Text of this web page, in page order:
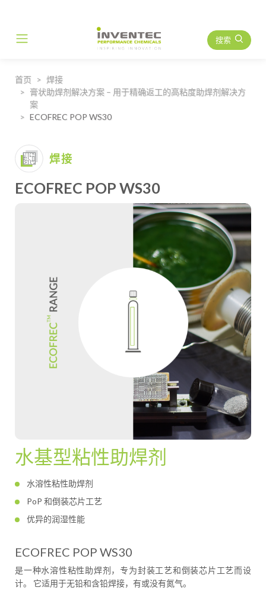
Main Navigation 搜索
首页
焊接
膏状助焊剂解决方案 – 用于精确返工的高粘度助焊剂解决方
案
ECOFREC POP WS30
焊接
ECOFREC POP WS30
水基型粘性助焊剂
水溶性粘性助焊剂
PoP 和倒装芯片工艺
优异的润湿性能
ECOFREC POP WS30
是一种水溶性粘性助焊剂，专为封装工艺和倒装芯片工艺而设
计。 它适用于无铅和含铅焊接，有或没有氮气。